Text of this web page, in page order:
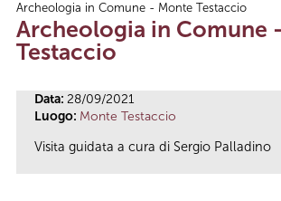
Tu sei qui
Archeologia in Comune - Monte Testaccio
Archeologia in Comune
Testaccio
Data: 28/09/2021
Luogo: Monte Testaccio
Visita guidata a cura di Sergio Palladino